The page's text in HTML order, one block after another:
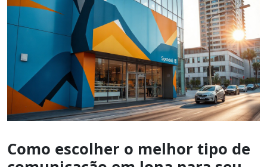
Como escolher o melhor tipo de